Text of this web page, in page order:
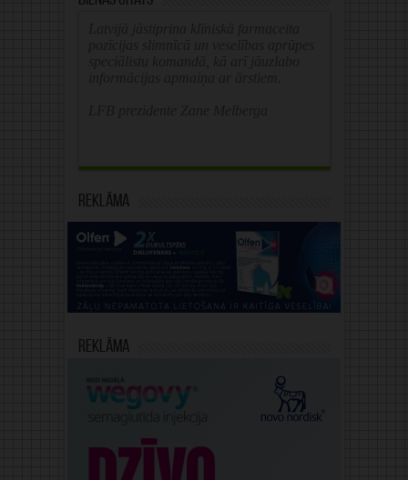
Reklāma
Reklāma